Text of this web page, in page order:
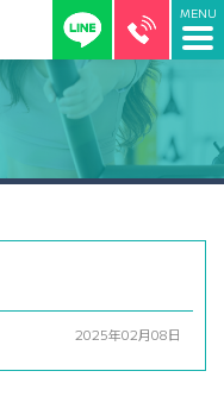
2025年02月08日